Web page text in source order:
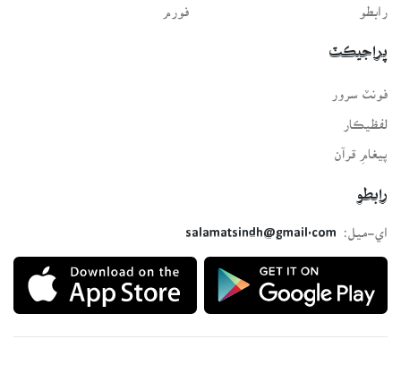
رابطو فورم
پراجيڪٽ
فونٽ سرور
لفظيڪار
پيغامِ قرآن
رابطو
اي-ميل:
salamatsindh@gmail.com